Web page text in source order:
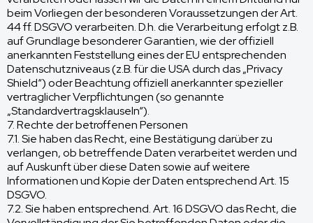
beim Vorliegen der besonderen Voraussetzungen der Art.
44 ff. DSGVO verarbeiten. D.h. die Verarbeitung erfolgt z.B.
auf Grundlage besonderer Garantien, wie der offiziell
anerkannten Feststellung eines der EU entsprechenden
Datenschutzniveaus (z.B. für die USA durch das „Privacy
Shield“) oder Beachtung offiziell anerkannter spezieller
vertraglicher Verpflichtungen (so genannte
„Standardvertragsklauseln“).
7. Rechte der betroffenen Personen
7.1. Sie haben das Recht, eine Bestätigung darüber zu
verlangen, ob betreffende Daten verarbeitet werden und
auf Auskunft über diese Daten sowie auf weitere
Informationen und Kopie der Daten entsprechend Art. 15
DSGVO.
7.2. Sie haben entsprechend. Art. 16 DSGVO das Recht, die